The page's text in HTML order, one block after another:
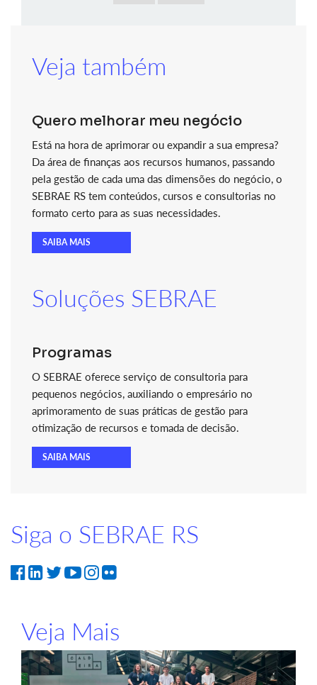
Veja também
Quero melhorar meu negócio
Está na hora de aprimorar ou expandir a sua empresa?
Da área de finanças aos recursos humanos, passando
pela gestão de cada uma das dimensões do negócio, o
SEBRAE RS tem conteúdos, cursos e consultorias no
formato certo para as suas necessidades.
SAIBA MAIS
Soluções SEBRAE
Programas
O SEBRAE oferece serviço de consultoria para
pequenos negócios, auxiliando o empresário no
aprimoramento de suas práticas de gestão para
otimização de recursos e tomada de decisão.
SAIBA MAIS
Siga o SEBRAE RS
Veja Mais